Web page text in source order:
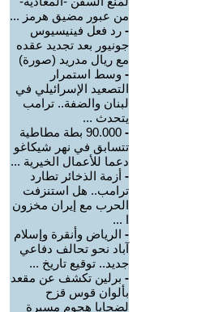
من عبور مضيق هرمز ...
- رد فعل فينيسيوس
جونيور بعد تجديد عقده
مع ريال مدريد (صورة)
- وسط استمرار
التصعيد الإسرائيلي في
لبنان والضفة.. ترامب
يتحدث ...
-
90.000 بطة مطاطية
تتسابق في نهر شيكاغو
دعما للأعمال الخيرية ...
- أزمة الذخائر تطارد
ترامب.. هل استنزفت
الحرب مع إيران مخزون
ا ...
- الرياض وأنقرة وإسلام
آباد نحو تحالف دفاعي
جديد.. توقيع تاريخ ...
- برلين تكشف عن مقعد
بألوان قوس قزح
لضحايا هجوم مسيرة